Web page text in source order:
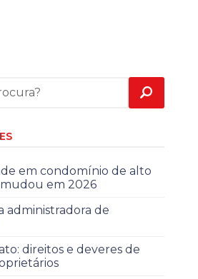
em condomínio de alto
em 2026
administradora de
direitos e deveres de